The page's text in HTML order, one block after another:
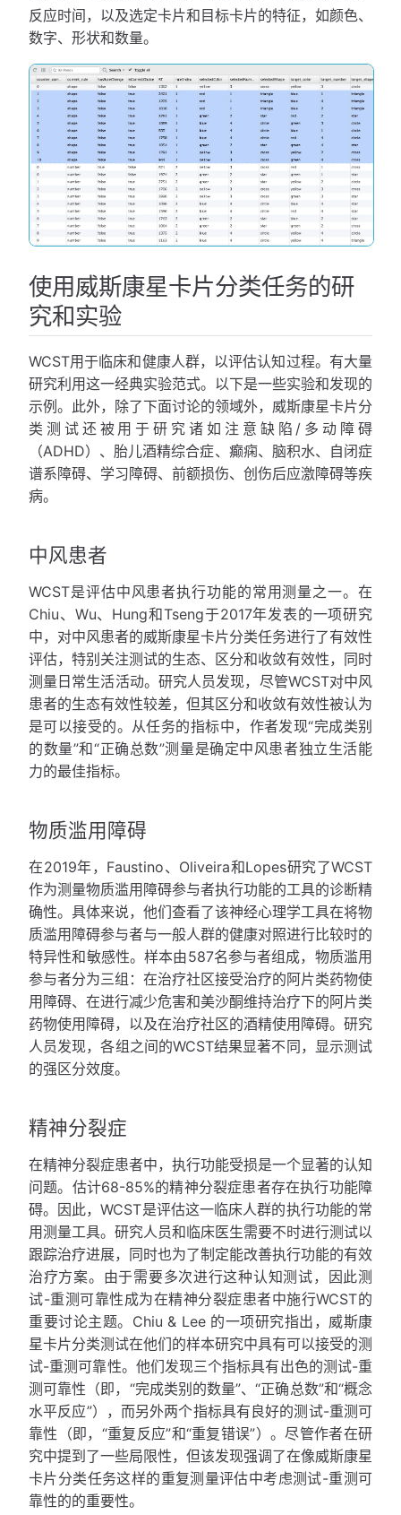
反应时间，以及选定卡片和目标卡片的特征，如颜色、
数字、形状和数量。
使用威斯康星卡片分类任务的研
究和实验
WCST用于临床和健康人群，以评估认知过程。有大量
研究利用这一经典实验范式。以下是一些实验和发现的
示例。此外，除了下面讨论的领域外，威斯康星卡片分
类测试还被用于研究诸如注意缺陷/多动障碍
（ADHD）、胎儿酒精综合症、癫痫、脑积水、自闭症
谱系障碍、学习障碍、前额损伤、创伤后应激障碍等疾
病。
中风患者
WCST是评估中风患者执行功能的常用测量之一。在
Chiu、Wu、Hung和Tseng于2017年发表的一项研究
中，对中风患者的威斯康星卡片分类任务进行了有效性
评估，特别关注测试的生态、区分和收敛有效性，同时
测量日常生活活动。研究人员发现，尽管WCST对中风
患者的生态有效性较差，但其区分和收敛有效性被认为
是可以接受的。从任务的指标中，作者发现“完成类别
的数量”和“正确总数”测量是确定中风患者独立生活能
力的最佳指标。
物质滥用障碍
在2019年，Faustino、Oliveira和Lopes研究了WCST
作为测量物质滥用障碍参与者执行功能的工具的诊断精
确性。具体来说，他们查看了该神经心理学工具在将物
质滥用障碍参与者与一般人群的健康对照进行比较时的
特异性和敏感性。样本由587名参与者组成，物质滥用
参与者分为三组：在治疗社区接受治疗的阿片类药物使
用障碍、在进行减少危害和美沙酮维持治疗下的阿片类
药物使用障碍，以及在治疗社区的酒精使用障碍。研究
人员发现，各组之间的WCST结果显著不同，显示测试
的强区分效度。
精神分裂症
在精神分裂症患者中，执行功能受损是一个显著的认知
问题。估计68-85%的精神分裂症患者存在执行功能障
碍。因此，WCST是评估这一临床人群的执行功能的常
用测量工具。研究人员和临床医生需要不时进行测试以
跟踪治疗进展，同时也为了制定能改善执行功能的有效
治疗方案。由于需要多次进行这种认知测试，因此测
试-重测可靠性成为在精神分裂症患者中施行WCST的
重要讨论主题。Chiu & Lee 的一项研究指出，威斯康
星卡片分类测试在他们的样本研究中具有可以接受的测
试-重测可靠性。他们发现三个指标具有出色的测试-重
测可靠性（即，“完成类别的数量”、“正确总数”和“概念
水平反应”），而另外两个指标具有良好的测试-重测可
靠性（即，“重复反应”和“重复错误”）。尽管作者在研
究中提到了一些局限性，但该发现强调了在像威斯康星
卡片分类任务这样的重复测量评估中考虑测试-重测可
靠性的的重要性。